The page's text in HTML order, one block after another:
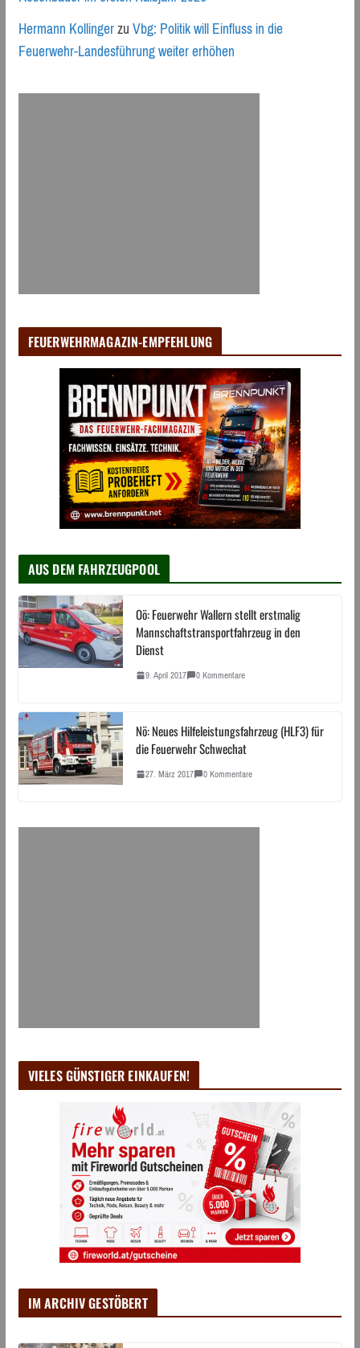
Hermann KollingerzuVbg: Politik will Einfluss in die
Feuerwehr-Landesführung weiter erhöhen
FEUERWEHRMAGAZIN-EMPFEHLUNG
AUS DEM FAHRZEUGPOOL
Oö: Feuerwehr Wallern stellt erstmalig
Mannschaftstransportfahrzeug in den
Dienst
9. April 2017 0 Kommentare
Nö: Neues Hilfeleistungsfahrzeug (HLF3) für
die Feuerwehr Schwechat
27. März 2017 0 Kommentare
VIELES GÜNSTIGER EINKAUFEN!
IM ARCHIV GESTÖBERT